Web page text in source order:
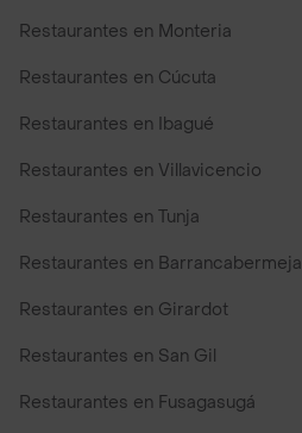
Restaurantes en Monteria
Restaurantes en Cúcuta
Restaurantes en Ibagué
Restaurantes en Villavicencio
Restaurantes en Tunja
Restaurantes en Barrancabermeja
Restaurantes en Girardot
Restaurantes en San Gil
Restaurantes en Fusagasugá